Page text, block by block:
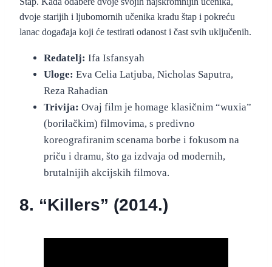
dvoje starijih i ljubomornih učenika kradu štap i pokreću
lanac događaja koji će testirati odanost i čast svih uključenih.
Redatelj: Ifa Isfansyah
Uloge: Eva Celia Latjuba, Nicholas Saputra,
Reza Rahadian
Trivija: Ovaj film je homage klasičnim “wuxia”
(borilačkim) filmovima, s predivno
koreografiranim scenama borbe i fokusom na
priču i dramu, što ga izdvaja od modernih,
brutalnijih akcijskih filmova.
8. “Killers” (2014.)